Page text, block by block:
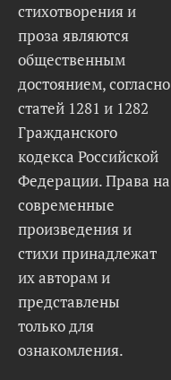
стихотворения и
проза являются
общественным
достоянием, согласно
статей 1281 и 1282
Гражданского
кодекса Российской
Федерации. Права на
современные
произведения и
стихи принадлежат
их авторам и
представлены
только для
ознакомления.